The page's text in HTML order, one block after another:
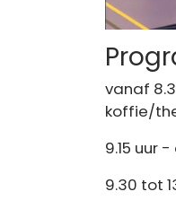
vanaf
koffie/
9.15 uur
9.30 tot